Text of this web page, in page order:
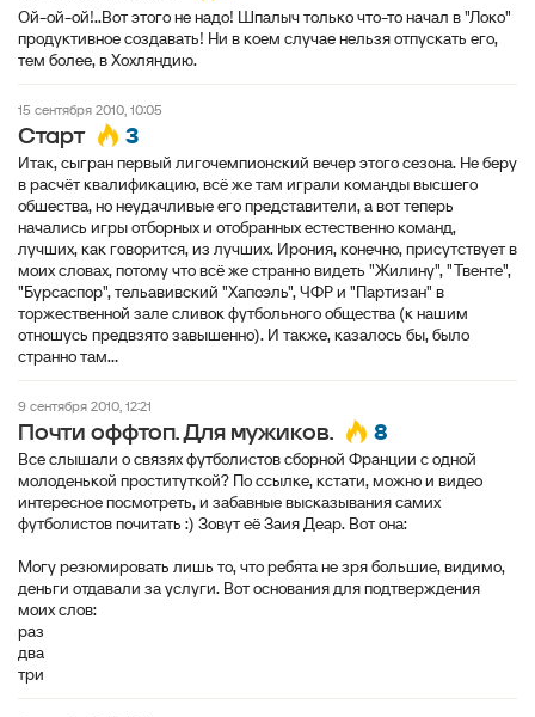
Ой-ой-ой!..Вот этого не надо! Шпалыч только что-то начал в "Локо"
продуктивное создавать! Ни в коем случае нельзя отпускать его,
тем более, в Хохляндию.
15 сентября 2010, 10:05
Старт 3
Итак, сыгран первый лигочемпионский вечер этого сезона. Не беру
в расчёт квалификацию, всё же там играли команды высшего
обшества, но неудачливые его представители, а вот теперь
начались игры отборных и отобранных естественно команд,
лучших, как говорится, из лучших. Ирония, конечно, присутствует в
моих словах, потому что всё же странно видеть "Жилину", "Твенте",
"Бурсаспор", тельавивский "Хапоэль", ЧФР и "Партизан" в
торжественной зале сливок футбольного общества (к нашим
отношусь предвзято завышенно). И также, казалось бы, было
странно там...
9 сентября 2010, 12:21
Почти оффтоп. Для мужиков. 8
Все слышали о связях футболистов сборной Франции с одной
молоденькой проституткой? По ссылке, кстати, можно и видео
интересное посмотреть, и забавные высказывания самих
футболистов почитать :) Зовут её Заия Деар. Вот она:
Могу резюмировать лишь то, что ребята не зря большие, видимо,
деньги отдавали за услуги. Вот основания для подтверждения
моих слов:
раз
два
три